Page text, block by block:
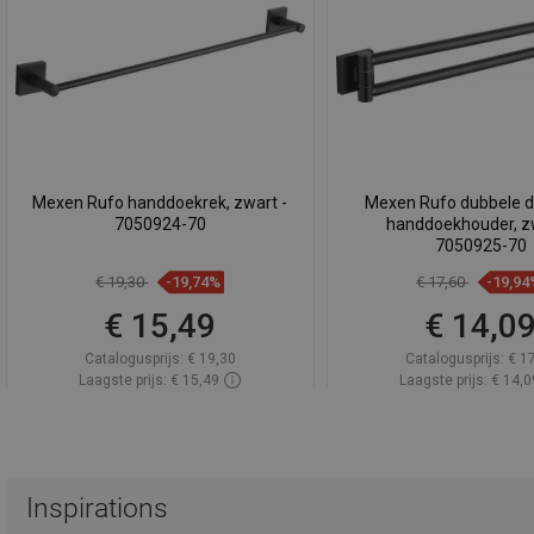
Mexen Rufo handdoekrek, zwart -
7050924-70
€ 19,30 -19,74%
€ 15,49
Catalogusprijs: € 19,30
Laagste prijs: € 15,49
Vergelijk
Mexen Rufo dubbele
handdoekhouder,
7050925-70
€ 17,60 -
€ 14,09
Catalogusprijs: €
Laagste prijs: €
Inspirations